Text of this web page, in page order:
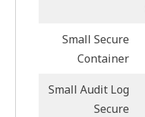
Small Secure
Container
Small Audit Log
Secure